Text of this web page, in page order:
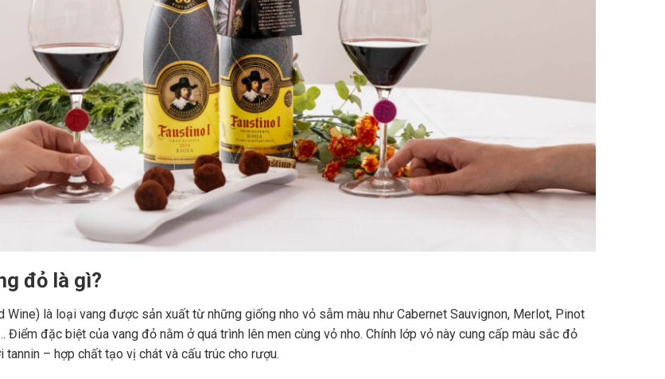
đỏ là gì?
Wine) là loại vang được sản xuất từ những giống nho vỏ sẫm màu như Cabernet Sauvignon, Merlot, Pinot
Điểm đặc biệt của vang đỏ nằm ở quá trình lên men cùng vỏ nho. Chính lớp vỏ này cung cấp màu sắc đỏ
tannin – hợp chất tạo vị chát và cấu trúc cho rượu.